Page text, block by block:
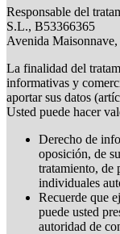
Responsable del
S.L., B53366365
Avenida
La finalidad del
informativas y
aportar sus datos
Usted puede hacer
Derecho de
oposición, de
tratamiento, de
individuales
Recuerde que
puede usted
autoridad de